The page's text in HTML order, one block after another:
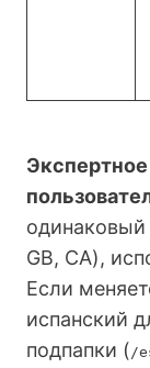
одинаковый
GB, CA),
Если
испанский
подпапки (/